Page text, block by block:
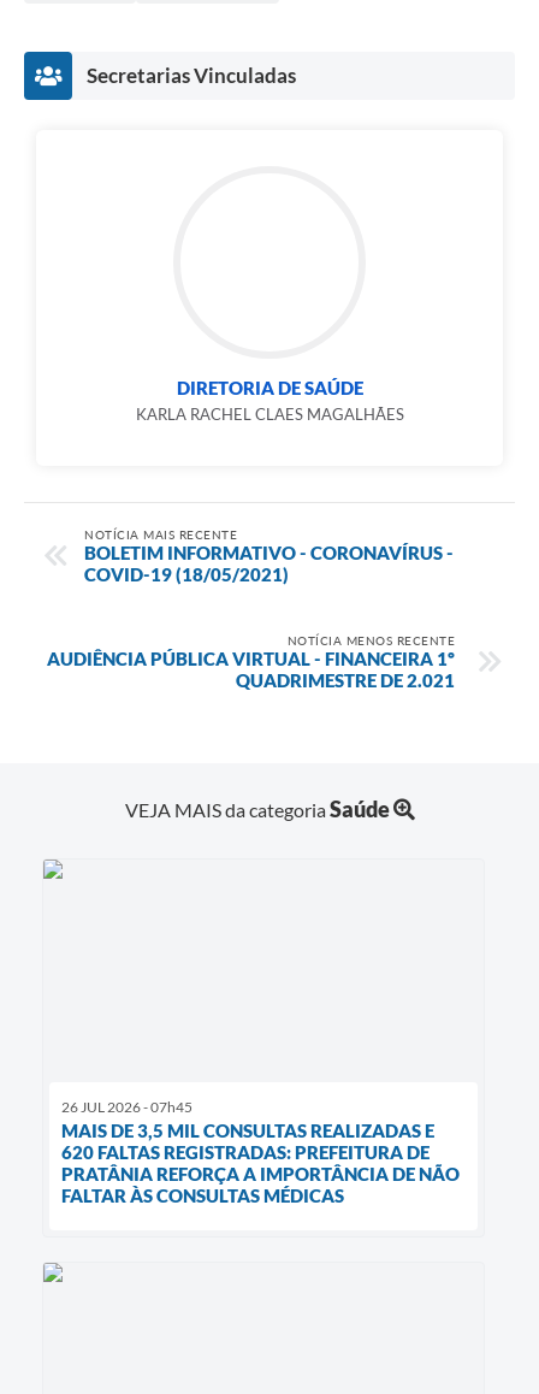
Secretarias Vinculadas
DIRETORIA DE SAÚDE
KARLA RACHEL CLAES MAGALHÃES
NOTÍCIA MAIS RECENTE
BOLETIM INFORMATIVO - CORONAVÍRUS -
COVID-19 (18/05/2021)
NOTÍCIA MENOS RECENTE
AUDIÊNCIA PÚBLICA VIRTUAL - FINANCEIRA 1º
QUADRIMESTRE DE 2.021
VEJA MAIS da categoriaSaúde
26 JUL 2026 - 07h45
MAIS DE 3,5 MIL CONSULTAS REALIZADAS E
620 FALTAS REGISTRADAS: PREFEITURA DE
PRATÂNIA REFORÇA A IMPORTÂNCIA DE NÃO
FALTAR ÀS CONSULTAS MÉDICAS